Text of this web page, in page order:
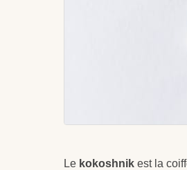
Le kokoshnik est la